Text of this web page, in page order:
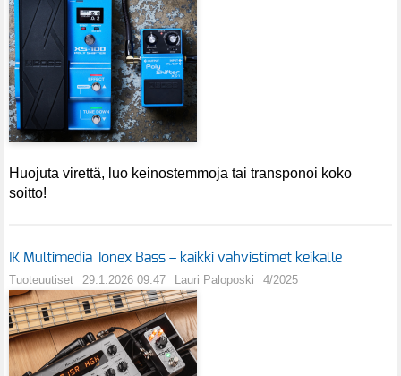
Huojuta virettä, luo keinostemmoja tai transponoi koko
soitto!
IK Multimedia Tonex Bass – kaikki vahvistimet keikalle
Tuoteuutiset 29.1.2026 09:47 Lauri Paloposki 4/2025